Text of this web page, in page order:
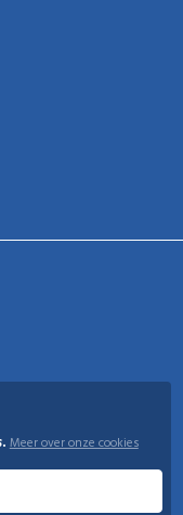
Meer over onze cookies